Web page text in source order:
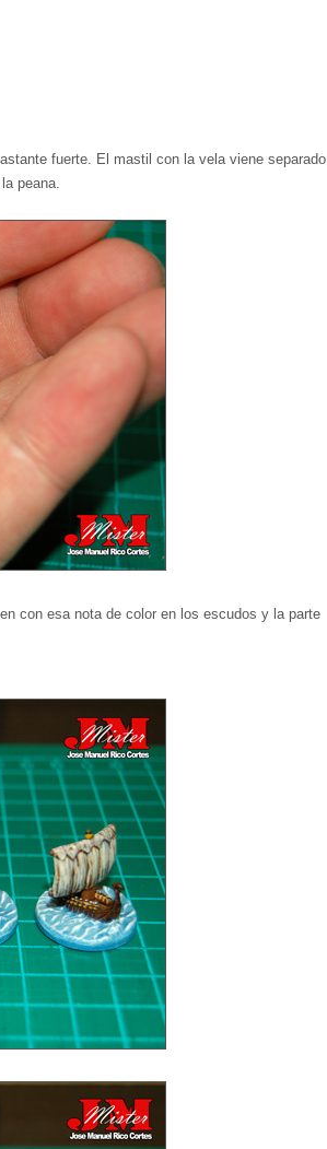
fuerte. El mastil con la vela viene separado
peana.
con esa nota de color en los escudos y la parte